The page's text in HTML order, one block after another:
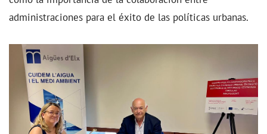
administraciones para el éxito de las políticas urbanas.